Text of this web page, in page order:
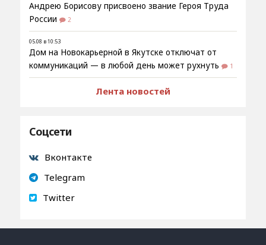
Андрею Борисову присвоено звание Героя Труда
России
2
05.08 в 10:53
Дом на Новокарьерной в Якутске отключат от
коммуникаций — в любой день может рухнуть
1
Лента новостей
Соцсети
Вконтакте
Telegram
Twitter